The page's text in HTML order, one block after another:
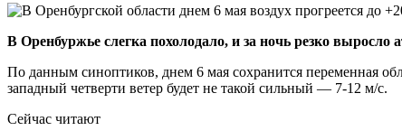
В Оренбуржье слегка похолодало, и за ночь резко выросло
По данным синоптиков, днем 6 мая сохранится переменная
западный четверти ветер будет не такой сильный — 7-12 м/с.
Сейчас читают